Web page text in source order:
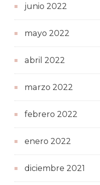
junio 2022
mayo 2022
abril 2022
marzo 2022
febrero 2022
enero 2022
diciembre 2021